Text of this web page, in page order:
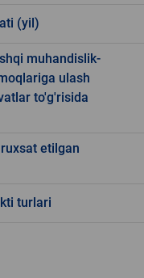
(yil)
muhandislik-
ulash
to'g'risida
etilgan
turlari